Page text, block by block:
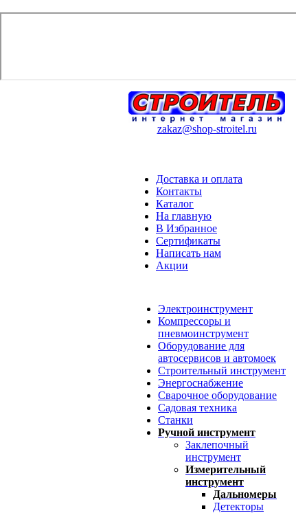
zakaz@shop-stroitel.ru
Доставка и оплата
Контакты
Каталог
На главную
В Избранное
Сертификаты
Написать нам
Акции
Электроинструмент
Компрессоры и
пневмоинструмент
Оборудование для
автосервисов и автомоек
Строительный инструмент
Энергоснабжение
Сварочное оборудование
Садовая техника
Станки
Ручной инструмент
Заклепочный
инструмент
Измерительный
инструмент
Дальномеры
Детекторы